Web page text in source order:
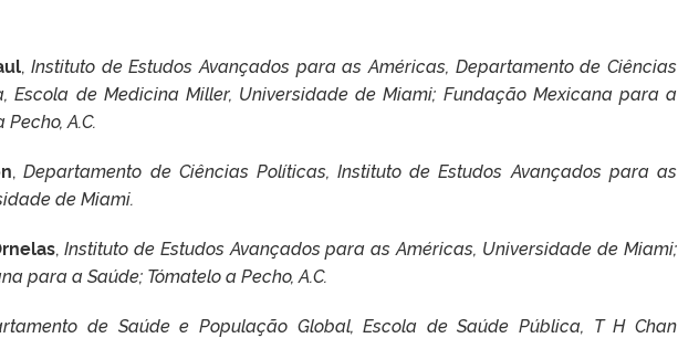
,Instituto de Estudos Avançados para as Américas, Departamento de Ciências
Escola de Medicina Miller, Universidade de Miami; Fundação Mexicana para a
A.C.
,Departamento de Ciências Políticas, Instituto de Estudos Avançados para as
de Miami.
, Instituto de Estudos Avançados para as Américas, Universidade de Miami;
para a Saúde; Tómatelo a Pecho, A.C.
de Saúde e População Global, Escola de Saúde Pública, T H Chan